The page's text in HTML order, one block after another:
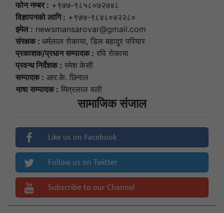
फोन नम्बर : +९७७-९८५८०७२७४८
विज्ञापनकाे लागि : +९७७-९८४८०४२२८०
इमेल : newsmansarovar@gmail.com
संरक्षक : धर्मलाल राेकाया, डिल बहादुर परियार
प्रकाशक/प्रधान सम्पादक : रवि राेकाया
प्रवन्ध निर्देशक : रमेश केसी
सम्पादक : आर.के. छिनाल
भाषा सम्पादक : मित्रलाल वली
सामाजिक संजाल
Like us on Facebook
Follow us on Twitter
Subscribe to our Channel